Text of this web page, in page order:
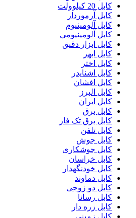
کابل 20 کیلوولت
کابل آرموردار
کابل آلومینیوم
کابل آلومینیومی
کابل ابزار دقیق
کابل ابهر
کابل اختر
کابل اشنایدر
کابل افشان
کابل البرز
کابل ایران
کابل برق
کابل برق تک فاز
کابل تلفن
کابل جوش
کابل جوشکاری
کابل خراسان
کابل خودنگهدار
کابل دماوند
کابل دو زوجی
کابل رسانا
کابل زره دار
کابل زمینی